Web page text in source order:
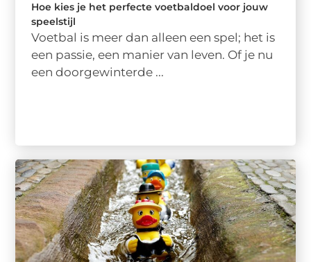
Hoe kies je het perfecte voetbaldoel voor jouw
speelstijl
Voetbal is meer dan alleen een spel; het is
een passie, een manier van leven. Of je nu
een doorgewinterde ...